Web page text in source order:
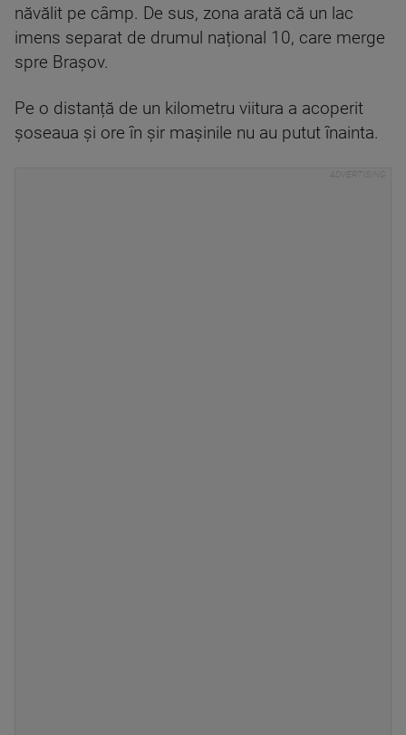
năvălit pe câmp. De sus, zona arată că un lac
imens separat de drumul național 10, care merge
spre Brașov.
Pe o distanță de un kilometru viitura a acoperit
șoseaua și ore în șir mașinile nu au putut înainta.